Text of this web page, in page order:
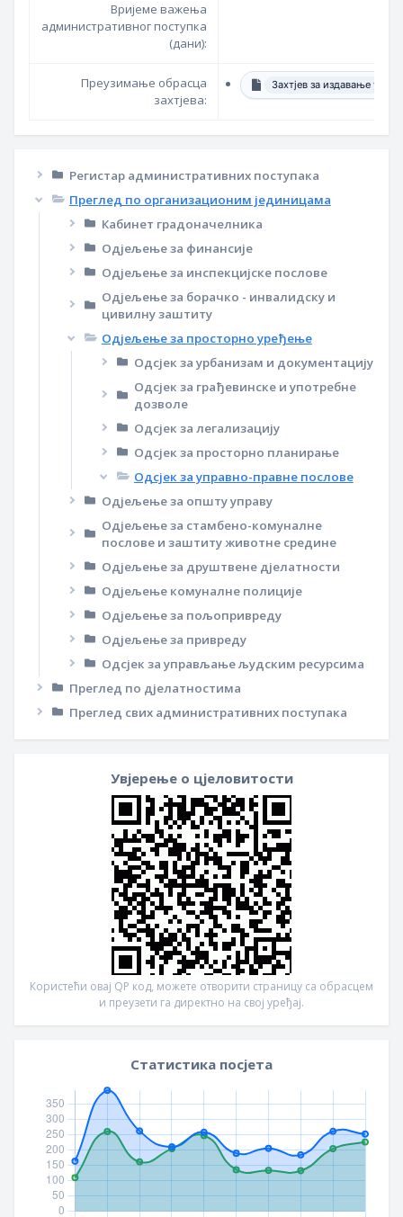
Вријеме важења
административног поступка
(дани):
Преузимање обрасца
захтјева:
Захтјев за издавање
Регистар административних поступака
Преглед по организационим јединицама
Кабинет градоначелника
Одјељење за финансије
Одјељење за инспекцијске послове
Одјељење за борачко - инвалидску и
цивилну заштиту
Одјељење за просторно уређење
Одсјек за урбанизам и документацију
Одсјек за грађевинске и употребне
дозволе
Одсјек за легализацију
Одсјек за просторно планирање
Одсјек за управно-правне послове
Одјељење за општу управу
Одјељење за стамбено-комуналне
послове и заштиту животне средине
Одјељење за друштвене дјелатности
Одјељење комуналне полиције
Одјељење за пољопривреду
Одјељење за привреду
Одсјек за управљање људским ресурсима
Преглед по дјелатностима
Преглед свих административних поступака
Увјерење о цјеловитости
Користећи овај QР код, можете отворити страницу са обрасцем
и преузети га директно на свој уређај.
Статистика посјета